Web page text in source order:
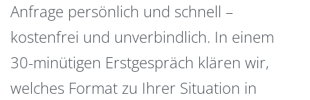
Anfrage persönlich und schnell –
kostenfrei und unverbindlich. In einem
30-minütigen Erstgespräch klären wir,
welches Format zu Ihrer Situation in